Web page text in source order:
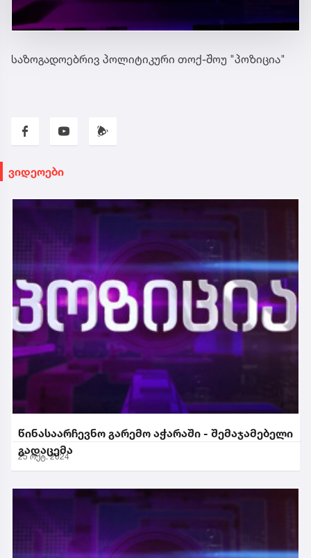
საზოგადოებრივ პოლიტიკური თოქ-შოუ "პოზიცია"
ვიდეოები
წინასაარჩევნო გარემო აჭარაში - შემაჯამებელი
გადაცემა
25 ოქტ. 2024